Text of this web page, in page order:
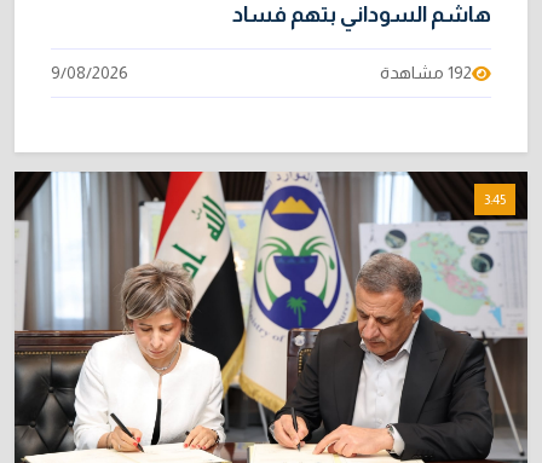
هاشم السوداني بتهم فساد
192 مشاهدة 9/08/2026
3:45